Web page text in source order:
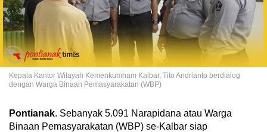
Kepala Kantor Wilayah Kemenkumham Kalbar, Tito Andrianto berdialog
dengan Warga Binaan Pemasyarakatan (WBP)
Pontianak. Sebanyak 5.091 Narapidana atau Warga
Binaan Pemasyarakatan (WBP) se-Kalbar siap